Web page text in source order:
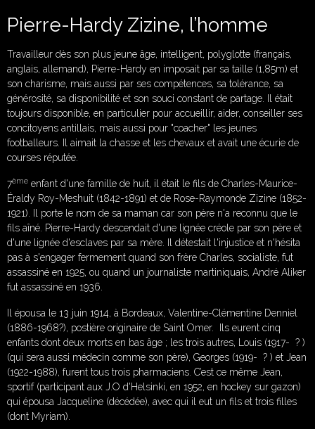
Pierre-Hardy Zizine, l’homme
Travailleur dès son plus jeune âge, intelligent, polyglotte (français,
anglais, allemand), Pierre-Hardy en imposait par sa taille (1,85m) et
son charisme, mais aussi par ses compétences, sa tolérance, sa
générosité, sa disponibilité et son souci constant de partage. Il était
toujours disponible, en particulier pour accueillir, aider, conseiller ses
concitoyens antillais, mais aussi pour "coacher" les jeunes
footballeurs. Il aimait la chasse et les chevaux et avait une écurie de
courses réputée.
7ème enfant d'une famille de huit, il était le fils de Charles-Maurice-
Éraldy Roy-Meshuit (1842-1891) et de Rose-Raymonde Zizine (1852-
1921). Il porte le nom de sa maman car son père n'a reconnu que le
fils aîné. Pierre-Hardy descendait d'une lignée créole par son père et
d'une lignée d'esclaves par sa mère. Il détestait l'injustice et n'hésita
pas à s'engager fermement quand son frère Charles, socialiste, fut
assassiné en 1925, ou quand un journaliste martiniquais, André Aliker
fut assassiné en 1936.
Il épousa le 13 juin 1914, à Bordeaux, Valentine-Clémentine Denniel
(1886-1968?), postière originaire de Saint Omer. Ils eurent cinq
enfants dont deux morts en bas âge ; les trois autres, Louis (1917- ? )
(qui sera aussi médecin comme son père), Georges (1919- ? ) et Jean
(1922-1988), furent tous trois pharmaciens. C’est ce même Jean,
sportif (participant aux J.O d'Helsinki, en 1952, en hockey sur gazon)
qui épousa Jacqueline (décédée), avec qui il eut un fils et trois filles
(dont Myriam).